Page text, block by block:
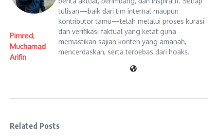
Pimred,
Muchamad
Arifin
tulisan—baik dari tim internal maupun
kontributor tamu—telah melalui proses kurasi
dan verifikasi faktual yang ketat guna
memastikan sajian konten yang amanah,
mencerdaskan, serta terbebas dari hoaks.
Related Posts